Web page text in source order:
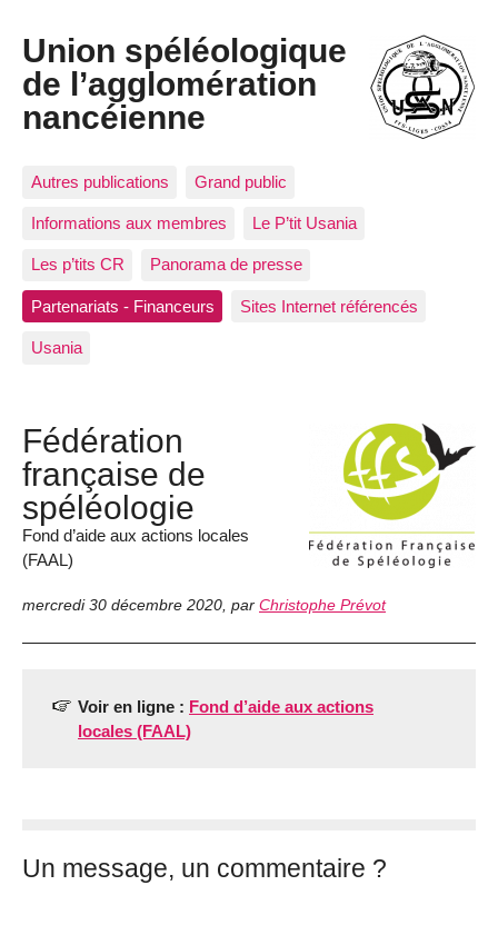
Union spéléologique
de l’agglomération
nancéienne
Autres publications Grand public
Informations aux membres Le P’tit Usania
Les p’tits CR Panorama de presse
Partenariats - Financeurs Sites Internet référencés
Usania
Fédération
française de
spéléologie
Fond d’aide aux actions locales
(FAAL)
mercredi 30 décembre 2020, par Christophe Prévot
Voir en ligne : Fond d’aide aux actions
locales (FAAL)
Un message, un commentaire ?